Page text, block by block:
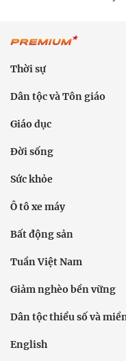
Thời sự
Dân tộc và Tôn giáo
Giáo dục
Đời sống
Sức khỏe
Ô tô xe máy
Bất động sản
Tuần Việt Nam
Giảm nghèo bền vững
Dân tộc thiểu số và
English